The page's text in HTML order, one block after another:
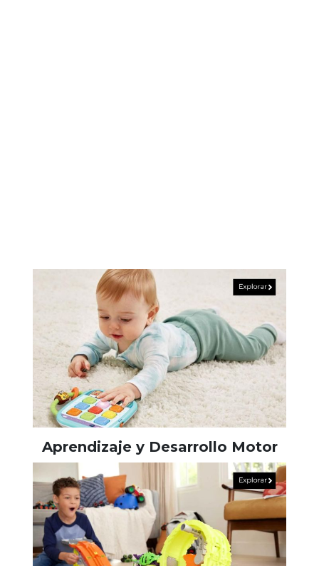
Aprendizaje y Desarrollo Motor